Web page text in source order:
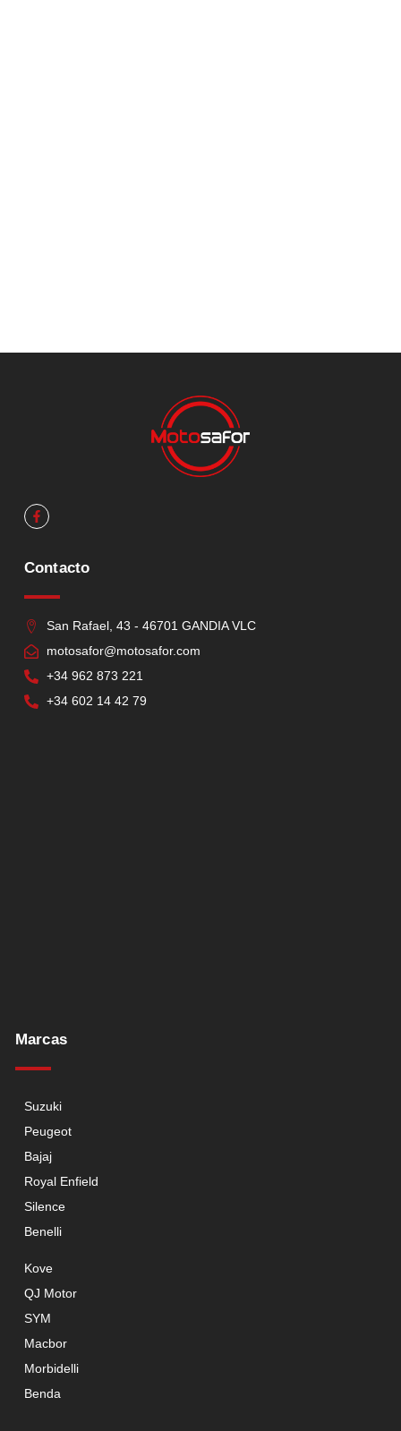
Contacto
San Rafael, 43 - 46701 GANDIA VLC
motosafor@motosafor.com
+34 962 873 221
+34 602 14 42 79
Marcas
Suzuki
Peugeot
Bajaj
Royal Enfield
Silence
Benelli
Kove
QJ Motor
SYM
Macbor
Morbidelli
Benda